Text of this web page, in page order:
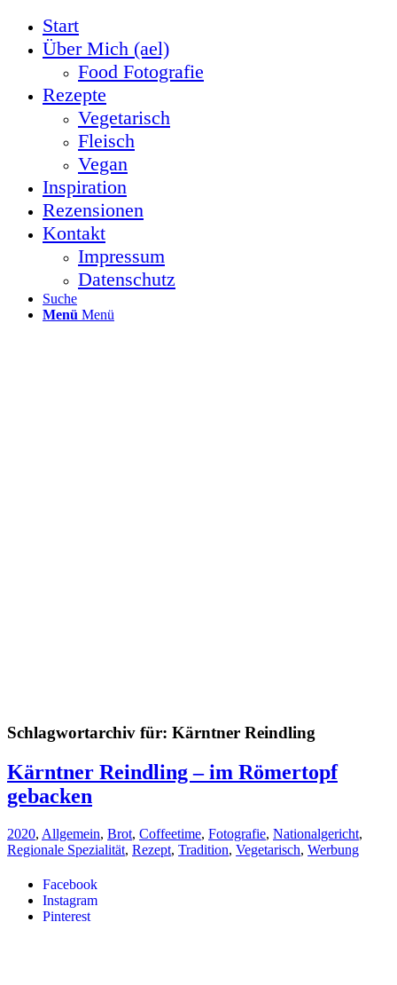
Start
Über Mich (ael)
Food Fotografie
Rezepte
Vegetarisch
Fleisch
Vegan
Inspiration
Rezensionen
Kontakt
Impressum
Datenschutz
Suche
Menü Menü
Facebook
Instagram
Pinterest
Schlagwortarchiv für: Kärntner Reindling
Kärntner Reindling – im Römertopf
gebacken
2020, Allgemein, Brot, Coffeetime, Fotografie, Nationalgericht,
Regionale Spezialität, Rezept, Tradition, Vegetarisch, Werbung